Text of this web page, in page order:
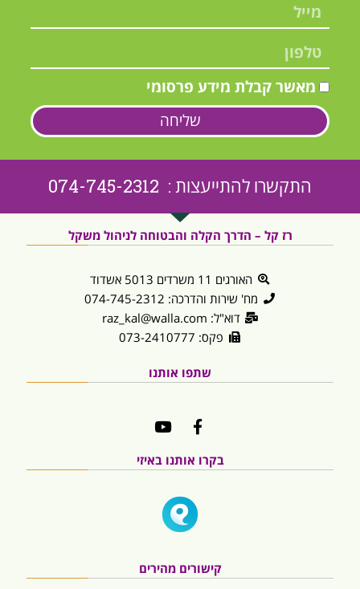
מאשר קבלת מידע פרסומי
שליחה
התקשרו להתייעצות : 074-745-2312
רז קל – הדרך הקלה והבטוחה לניהול משקל
האורגים 11 משרדים 5013 אשדוד
מח' שירות והדרכה: 074-745-2312
דוא"ל: raz_kal@walla.com
פקס: 073-2410777
שתפו אותנו
בקרו אותנו באיזי
קישורים מהירים